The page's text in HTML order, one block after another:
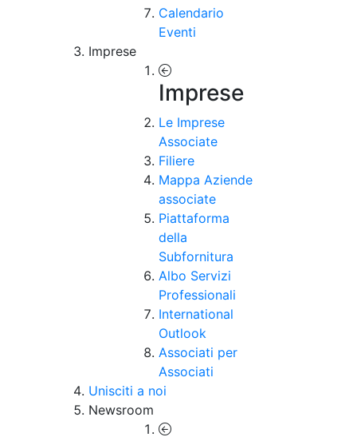
Calendario
Eventi
Imprese
Imprese
Le Imprese
Associate
Filiere
Mappa Aziende
associate
Piattaforma
della
Subfornitura
Albo Servizi
Professionali
International
Outlook
Associati per
Associati
Unisciti a noi
Newsroom